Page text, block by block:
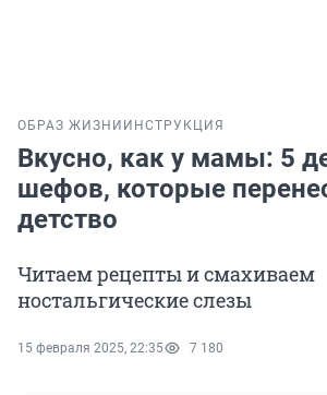
ОБРАЗ ЖИЗНИ ИНСТРУКЦИЯ
Вкусно, как у мамы: 5
шефов, которые
детство
Читаем рецепты и смахиваем
ностальгические слезы
15 февраля 2025, 22:35 7 180